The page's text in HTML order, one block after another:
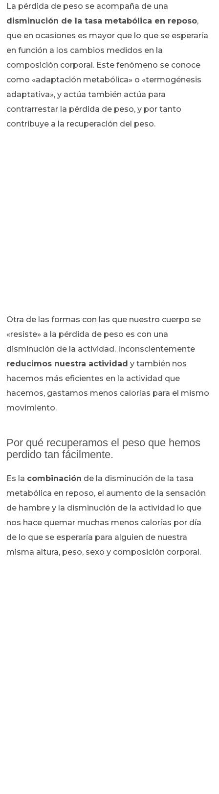
La pérdida de peso se acompaña de una
disminución de la tasa metabólica en reposo,
que en ocasiones es mayor que lo que se esperaría
en función a los cambios medidos en la
composición corporal. Este fenómeno se conoce
como «adaptación metabólica» o «termogénesis
adaptativa», y actúa también actúa para
contrarrestar la pérdida de peso, y por tanto
contribuye a la recuperación del peso.
Otra de las formas con las que nuestro cuerpo se
«resiste» a la pérdida de peso es con una
disminución de la actividad. Inconscientemente
reducimos nuestra actividad y también nos
hacemos más eficientes en la actividad que
hacemos, gastamos menos calorías para el mismo
movimiento.
Por qué recuperamos el peso que hemos
perdido tan fácilmente.
Es la combinación de la disminución de la tasa
metabólica en reposo, el aumento de la sensación
de hambre y la disminución de la actividad lo que
nos hace quemar muchas menos calorías por día
de lo que se esperaría para alguien de nuestra
misma altura, peso, sexo y composición corporal.